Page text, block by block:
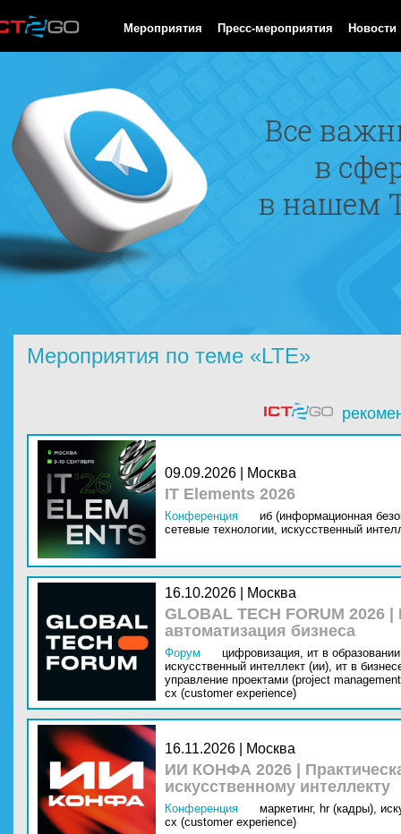
Мероприятия Пресс-мероприятия Новости
Мероприятия по теме «LTE»
09.09.2026 | Москва
IT Elements 2026
Конференция
иб (информационная
сетевые технологии, искусственный
16.10.2026 | Москва
GLOBAL TECH FORUM
автоматизация бизнеса
Форум цифровизация, ит в
искусственный интеллект (ии), ит в
управление проектами (project
cx (customer experience)
16.11.2026 | Москва
ИИ КОНФА 2026 |
искусственному интеллекту
Конференция маркетинг, hr (кадры),
cx (customer experience)